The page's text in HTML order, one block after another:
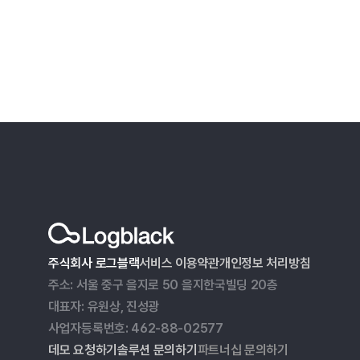
주식회사 로그블랙서비스 이용약관개인정보 처리방침
주소: 서울 중구 을지로 50 을지한국빌딩 20층
대표자: 유원상, 진성광
사업자등록번호: 462-88-02577
데모 요청하기 솔루션 문의하기 파트너십 문의하기